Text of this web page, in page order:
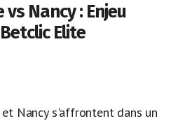
Nancy : Enjeu
Elite
et Nancy s'affrontent dans un